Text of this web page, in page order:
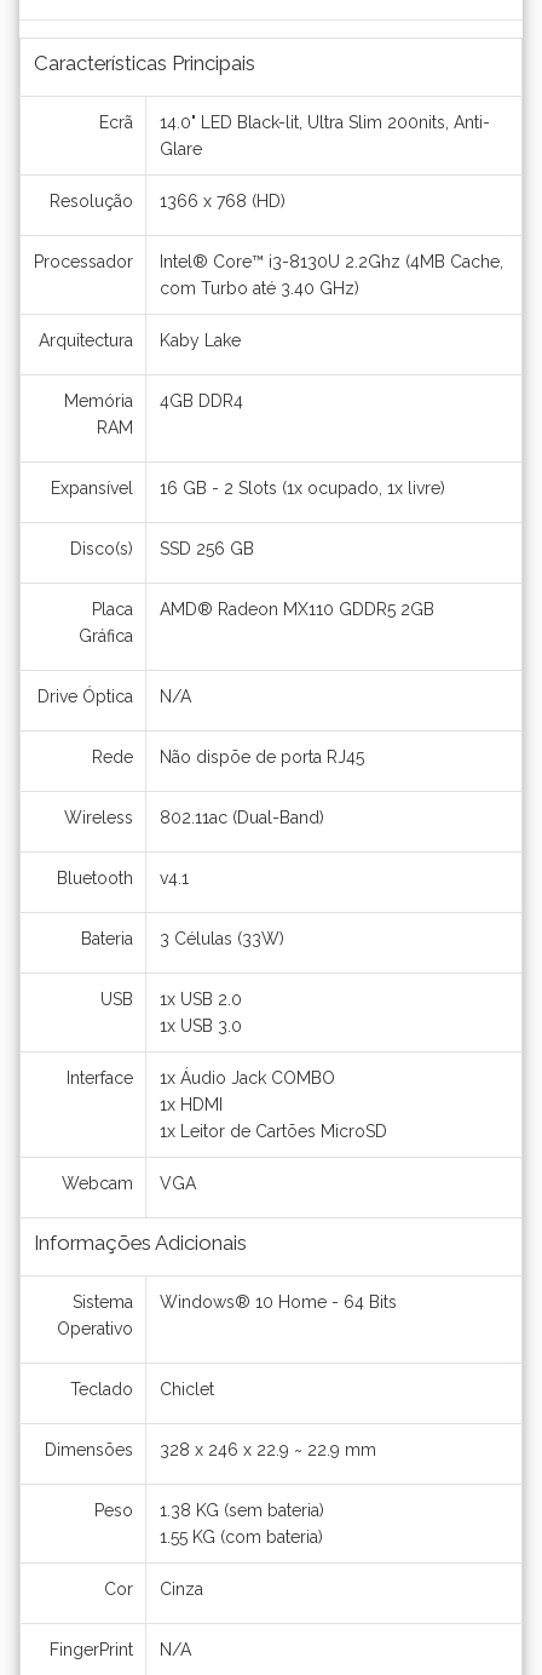
Características Principais
Ecrã
14.0" LED Black-lit, Ultra Slim 200nits, Anti-
Glare
Resolução 1366 x 768 (HD)
Processador
Intel® Core™ i3-8130U 2.2Ghz (4MB Cache,
com Turbo até 3.40 GHz)
Arquitectura Kaby Lake
Memória
RAM
4GB DDR4
Expansível 16 GB - 2 Slots (1x ocupado, 1x livre)
Disco(s) SSD 256 GB
Placa
Gráfica
AMD® Radeon MX110 GDDR5 2GB
Drive Óptica N/A
Rede Não dispõe de porta RJ45
Wireless 802.11ac (Dual-Band)
Bluetooth v4.1
Bateria 3 Células (33W)
USB
1x USB 2.0
1x USB 3.0
Interface
1x Áudio Jack COMBO
1x HDMI
1x Leitor de Cartões MicroSD
Webcam VGA
Informações Adicionais
Sistema
Operativo
Windows® 10 Home - 64 Bits
Teclado Chiclet
Dimensões 328 x 246 x 22.9 ~ 22.9 mm
Peso
1.38 KG (sem bateria)
1.55 KG (com bateria)
Cor Cinza
FingerPrint N/A